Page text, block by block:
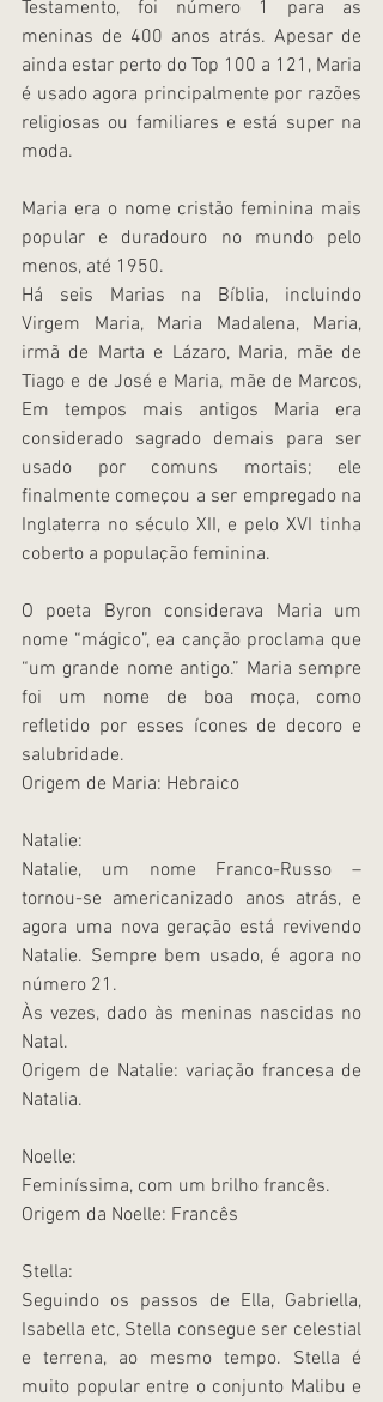
Testamento, foi número 1 para as
meninas de 400 anos atrás. Apesar de
ainda estar perto do Top 100 a 121, Maria
é usado agora principalmente por razões
religiosas ou familiares e está super na
moda.
Maria era o nome cristão feminina mais
popular e duradouro no mundo pelo
menos, até 1950.
Há seis Marias na Bíblia, incluindo
Virgem Maria, Maria Madalena, Maria,
irmã de Marta e Lázaro, Maria, mãe de
Tiago e de José e Maria, mãe de Marcos,
Em tempos mais antigos Maria era
considerado sagrado demais para ser
usado por comuns mortais; ele
finalmente começou a ser empregado na
Inglaterra no século XII, e pelo XVI tinha
coberto a população feminina.
O poeta Byron considerava Maria um
nome “mágico”, ea canção proclama que
“um grande nome antigo.” Maria sempre
foi um nome de boa moça, como
refletido por esses ícones de decoro e
salubridade.
Origem de Maria: Hebraico
Natalie:
Natalie, um nome Franco-Russo –
tornou-se americanizado anos atrás, e
agora uma nova geração está revivendo
Natalie. Sempre bem usado, é agora no
número 21.
Às vezes, dado às meninas nascidas no
Natal.
Origem de Natalie: variação francesa de
Natalia.
Noelle:
Feminíssima, com um brilho francês.
Origem da Noelle: Francês
Stella:
Seguindo os passos de Ella, Gabriella,
Isabella etc, Stella consegue ser celestial
e terrena, ao mesmo tempo. Stella é
muito popular entre o conjunto Malibu e